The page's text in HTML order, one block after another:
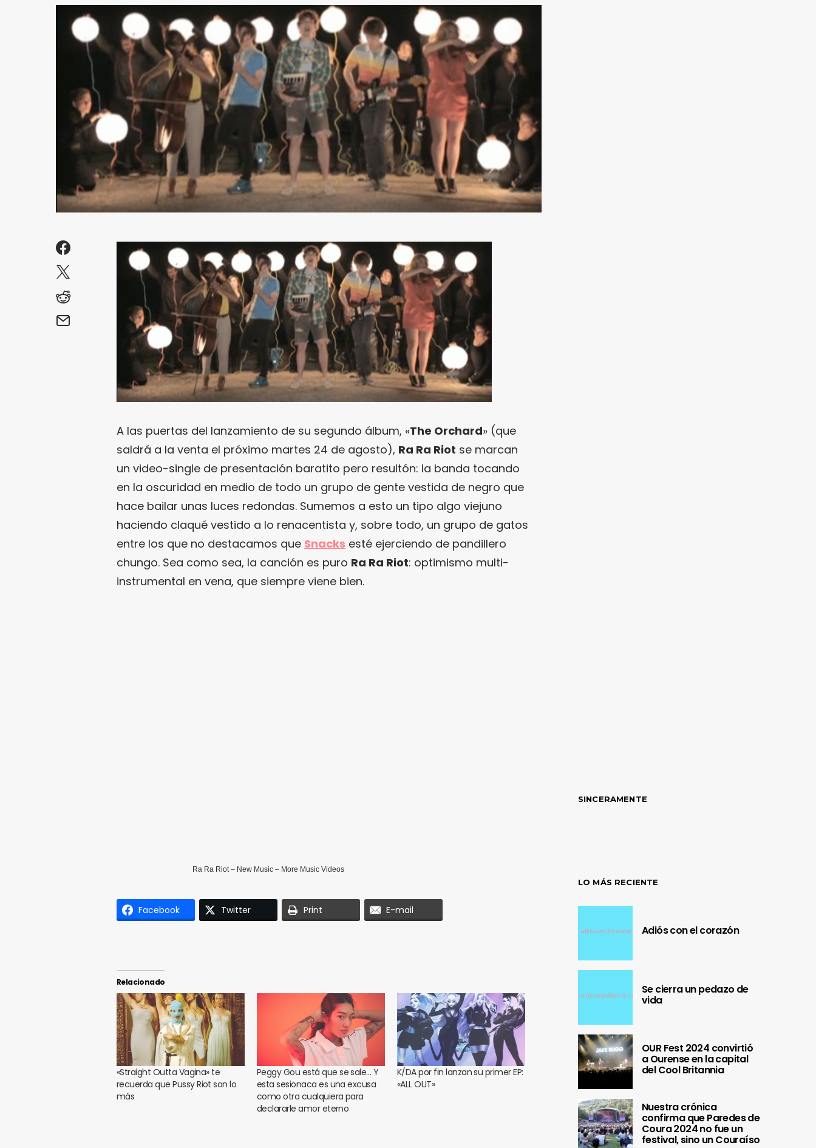
A las puertas del lanzamiento de su segundo álbum, «The Orchard» (que
saldrá a la venta el próximo martes 24 de agosto), Ra Ra Riot se marcan
un video-single de presentación baratito pero resultón: la banda tocando
en la oscuridad en medio de todo un grupo de gente vestida de negro que
hace bailar unas luces redondas. Sumemos a esto un tipo algo viejuno
haciendo claqué vestido a lo renacentista y, sobre todo, un grupo de gatos
entre los que no destacamos que Snacks esté ejerciendo de pandillero
chungo. Sea como sea, la canción es puro Ra Ra Riot: optimismo multi-
instrumental en vena, que siempre viene bien.
Ra Ra Riot – New Music – More Music Videos
Facebook Twitter Print E-mail
Relacionado
«Straight Outta Vagina» te
recuerda que Pussy Riot son lo
más
Peggy Gou está que se sale… Y
esta sesionaca es una excusa
como otra cualquiera para
declararle amor eterno
K/DA por fin lanzan su primer EP:
«ALL OUT»
SINCERAMENTE
LO MÁS RECIENTE
Adiós con el corazón
Se cierra un pedazo de
vida
OUR Fest 2024 convirtió
a Ourense en la capital
del Cool Britannia
Nuestra crónica
confirma que Paredes de
Coura 2024 no fue un
festival, sino un Couraíso